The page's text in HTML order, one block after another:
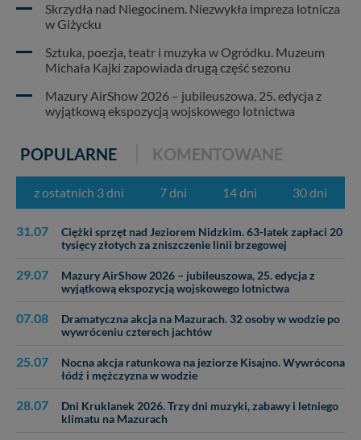
Skrzydła nad Niegocinem. Niezwykła impreza lotnicza
w Giżycku
Sztuka, poezja, teatr i muzyka w Ogródku. Muzeum
Michała Kajki zapowiada drugą część sezonu
Mazury AirShow 2026 – jubileuszowa, 25. edycja z
wyjątkową ekspozycją wojskowego lotnictwa
POPULARNE KOMENTOWANE
z ostatnich 3 dni 7 dni 14 dni 30 dni
31.07
Ciężki sprzęt nad Jeziorem Nidzkim. 63-latek zapłaci 20
tysięcy złotych za zniszczenie linii brzegowej
29.07
Mazury AirShow 2026 – jubileuszowa, 25. edycja z
wyjątkową ekspozycją wojskowego lotnictwa
07.08
Dramatyczna akcja na Mazurach. 32 osoby w wodzie po
wywróceniu czterech jachtów
25.07
Nocna akcja ratunkowa na jeziorze Kisajno. Wywrócona
łódź i mężczyzna w wodzie
28.07
Dni Kruklanek 2026. Trzy dni muzyki, zabawy i letniego
klimatu na Mazurach